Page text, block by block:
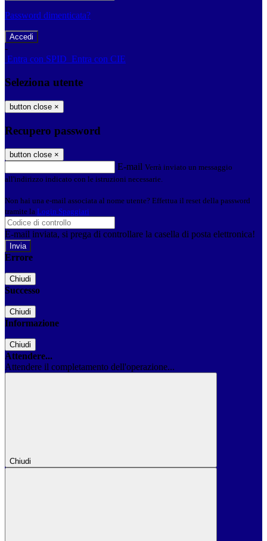
Password dimenticata?
-
Entra con SPID Entra con CIE
Seleziona utente
button close ×
Recupero password
button close ×
E-mail Verrà inviato un messaggio
all'indirizzo indicato con le istruzioni necessarie.
Non hai una e-mail associata al nome utente? Effettua il reset della password
tramite la Login Spaggiari
E-mail inviata, si prega di controllare la casella di posta elettronica!
Errore
Chiudi
Successo
Chiudi
Informazione
Chiudi
Attendere...
Attendere il completamento dell'operazione...
Chiudi